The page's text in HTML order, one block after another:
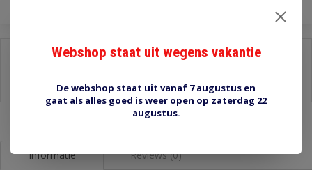
Informatie Reviews (0)
Webshop staat uit wegens vakantie
De webshop staat uit vanaf 7 augustus en
gaat als alles goed is weer open op zaterdag 22
augustus.